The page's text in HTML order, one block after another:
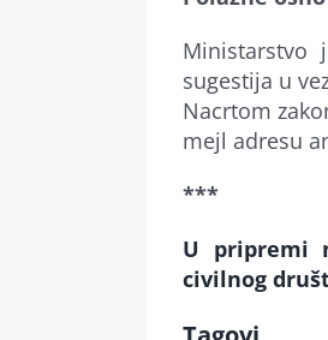
Ministarstvo
sugestija u
Nacrtom
mejl adresu
***
U pripremi
civilnog